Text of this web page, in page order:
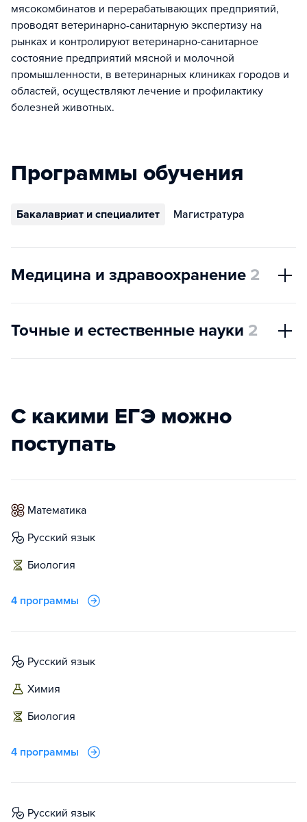
мясокомбинатов и перерабатывающих предприятий,
проводят ветеринарно-санитарную экспертизу на
рынках и контролируют ветеринарно-санитарное
состояние предприятий мясной и молочной
промышленности, в ветеринарных клиниках городов и
областей, осуществляют лечение и профилактику
болезней животных.
Программы обучения
Бакалавриат и специалитет Магистратура
Медицина и здравоохранение 2
Точные и естественные науки 2
С какими ЕГЭ можно
поступать
математика
русский язык
биология
4 программы
русский язык
химия
биология
4 программы
русский язык